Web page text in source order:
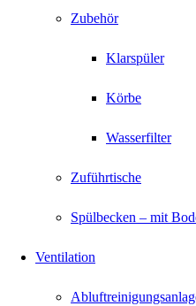
Zubehör
Klarspüler
Körbe
Wasserfilter
Zuführtische
Spülbecken – mit
Ventilation